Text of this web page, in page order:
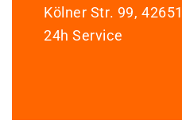
Kölner Str. 99,
24h Service